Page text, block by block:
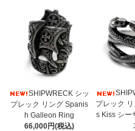
SHIPWRECK シッ
プレック リング Spanis
h Galleon Ring
66,000円(税込)
プレック
s Kiss シー